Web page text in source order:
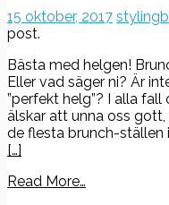
15 oktober, 2017
post.
Bästa med helgen!
Eller vad säger ni? Är
”perfekt helg”? I alla
älskar att unna oss
de flesta brunch-
[…]
Read More…